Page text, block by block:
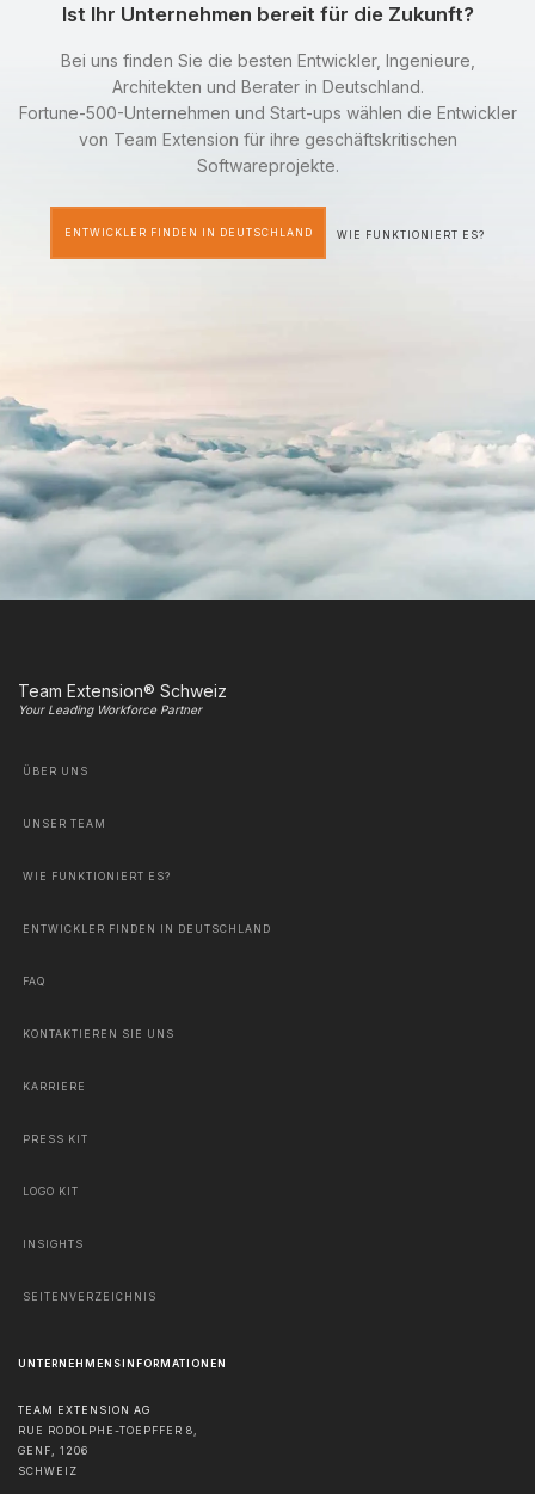
Ist Ihr Unternehmen bereit für die Zukunft?
Bei uns finden Sie die besten Entwickler, Ingenieure,
Architekten und Berater in Deutschland.
Fortune-500-Unternehmen und Start-ups wählen die Entwickler
von Team Extension für ihre geschäftskritischen
Softwareprojekte.
ENTWICKLER FINDEN IN DEUTSCHLAND WIE FUNKTIONIERT ES?
Team Extension® Schweiz
Your Leading Workforce Partner
ÜBER UNS
UNSER TEAM
WIE FUNKTIONIERT ES?
ENTWICKLER FINDEN IN DEUTSCHLAND
FAQ
KONTAKTIEREN SIE UNS
KARRIERE
PRESS KIT
LOGO KIT
INSIGHTS
SEITENVERZEICHNIS
UNTERNEHMENSINFORMATIONEN
TEAM EXTENSION AG
RUE RODOLPHE-TOEPFFER 8,
GENF, 1206
SCHWEIZ